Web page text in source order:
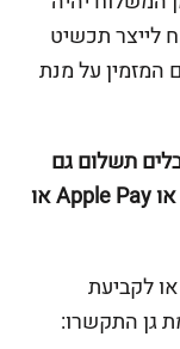
לייצר תכשיט
המזמין על מנת
תשלום גם
באפליקציה ביט של פועלים או פייפאל או Apple Pay או
לקביעת
גן התקשרו: